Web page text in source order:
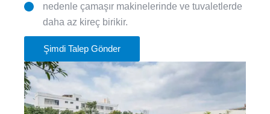
nedenle çamaşır makinelerinde ve tuvaletlerde
daha az kireç birikir.
Şimdi Talep Gönder